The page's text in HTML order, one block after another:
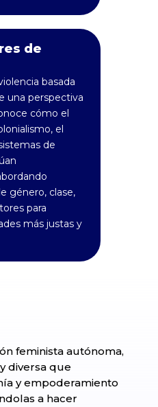
de
basada
una perspectiva
cómo el
el
de
género, clase,
para
más justas y
feminista autónoma,
diversa que
y empoderamiento
a hacer